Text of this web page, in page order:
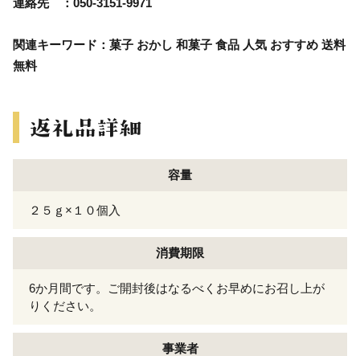
関連キーワード：菓子 おかし 和菓子 食品 人気 おすすめ 送料
無料
容量
２５ｇ×１０個入
消費期限
6か月間です。ご開封後はなるべくお早めにお召し上が
りください。
事業者